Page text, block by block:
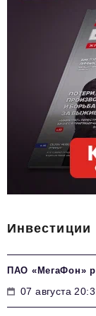
Инвестиции
ПАО «МегаФон»
07 августа